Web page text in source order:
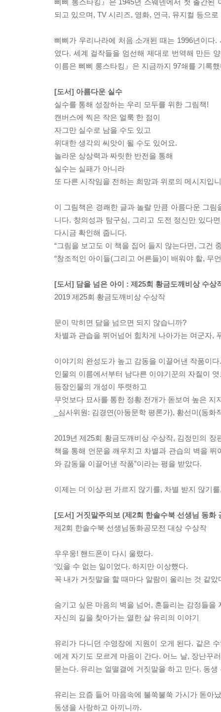
삐삐 롱스타킹』은 1945년 스웨덴에서 첫 출간된
되고 있으며, TV 시리즈, 영화, 연극, 뮤지컬 등으
삐삐가 우리나라에 처음 소개된 때는 1996년이다
였다. 세계 걸작들을 엄선해 제대로 번역해 만든
이름은 삐삐 롱스타킹』은 지금까지 97쇄를 기록
[도서] 아름다운 실수
실수를 통해 성장하는 우리 모두를 위한 그림책!
캔버스에 찍은 작은 얼룩 한 점이
자그만 실수로 남을 수도 있고
위대한 생각의 씨앗이 될 수도 있어요.
놀라운 상상력과 짜릿한 반전을 통해
실수는 실패가 아니라
또 다른 시작임을 전하는 희망과 위로의 메시지입
이 그림책은 경쾌한 글과 놀랄 만큼 아름다운 그
니다. 창의성과 탐구심, 그리고 도전 정신만 있다
다시금 확인해 줍니다.
“그림을 보고도 이 책을 집어 들지 않는다면, 그건
“창조적인 아이들(그리고 어른들)이 배워야 할, 무
[도서] 담을 넘은 아이 : 제25회 황금도깨비상 수상
2019 제25회 황금도깨비상 수상작
문이 막히면 담을 넘으면 되지 않습니까?
차별과 관습을 뛰어넘어 힘차게 나아가는 여군자,
이야기의 완성도가 높고 감동을 이끌어낸 작품이다.
인물의 이름에서부터 남다른 이야기꾼의 자질이
등장인물의 개성이 뚜렷하고
무엇보다 묘사를 통한 정황 전개가 돋보여 높은 지
_심사위원: 김경연(아동문학 평론가), 황선미(동화
2019년 제25회 황금도깨비상 수상작, 김정민의
책을 통해 언문을 깨우치고 차별과 관습의 벽을 뛰
와 감동을 이끌어낸 작품”이라는 평을 받았다.
이제는 더 이상 편 가르지 않기를, 차별 받지 않기
[도서] 거짓말주의보 (제2회 한솔수북 선생님 동화
제2회 한솔수북 선생님동화공모전 대상 수상작
우우웅! 핸드폰이 다시 울렸다.
‘있을 수 없는 일이었다. 하지만 이상했다.
꼭 내가 거짓말을 할 때마다 알람이 울리는 것 같았
숨기고 싶은 마음의 벽을 넘어, 흔들리는 감정들을
자신의 길을 찾아가는 열한 살 유리의 이야기
유리가 다니던 수영장에 지원이 오게 된다. 같은
에게 자기도 모르게 마음이 간다. 어느 날, 장난꾸
묻는다. 유리는 얼떨결에 거짓말을 하고 만다. 동
유리는 요즘 들어 마음속에 불쑥불쑥 가시가 돋아
동생을 사랑하고 아끼니까.